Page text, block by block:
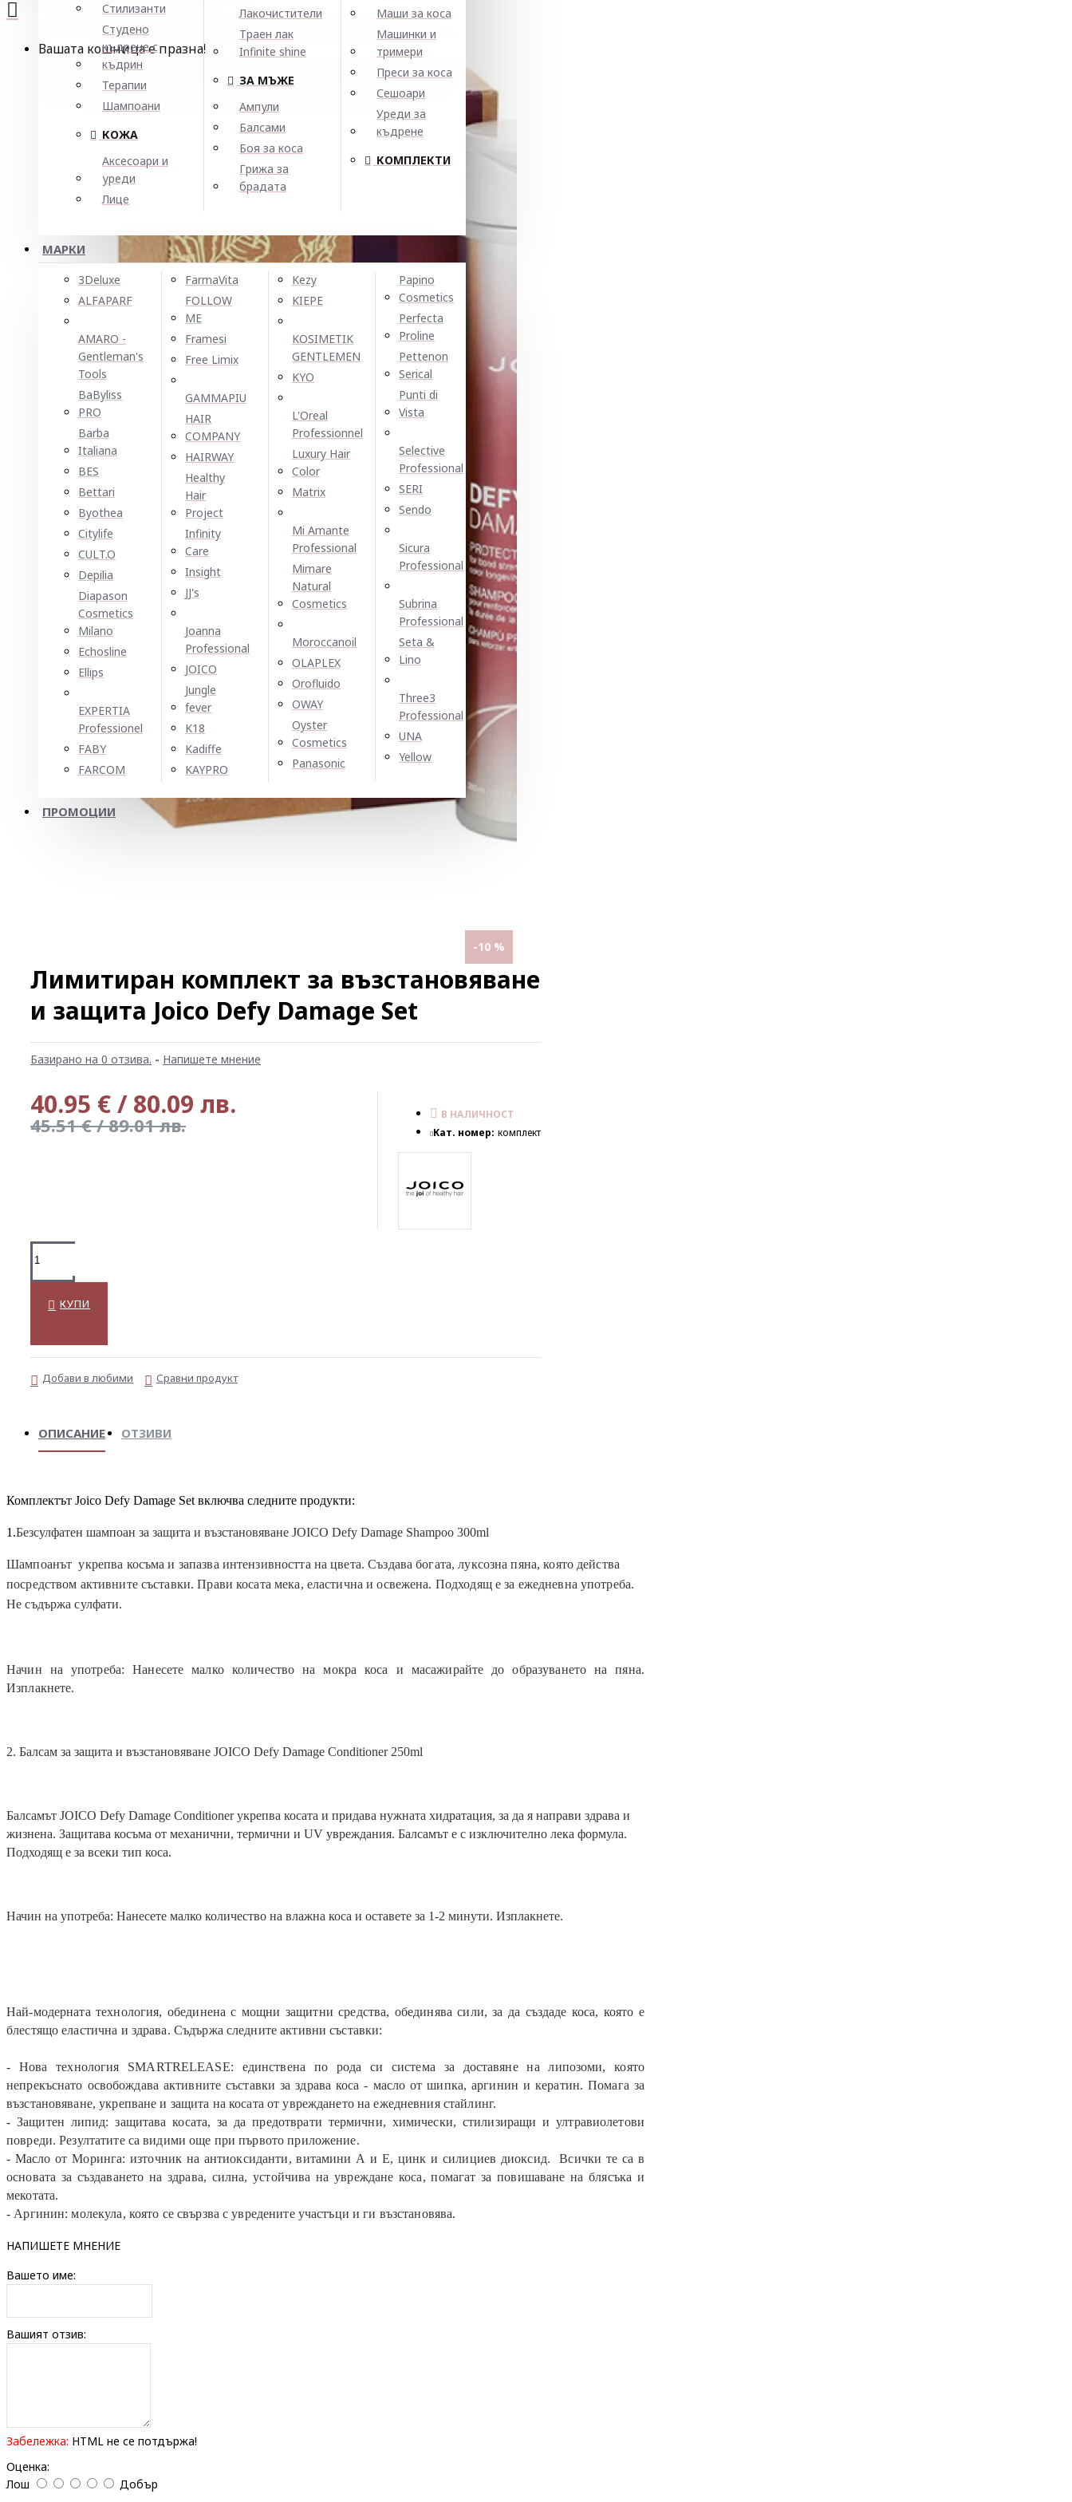
Стилизанти
Студено
къдрене с
къдрин
Терапии
Шампоани
КОЖА
Аксесоари и
уреди
Лице
Лакочистители
Траен лак
Infinite shine
ЗА МЪЖЕ
Ампули
Балсами
Боя за коса
Грижа за
брадата
Маши за коса
Машинки и
тримери
Преси за коса
Сешоари
Уреди за
къдрене
КОМПЛЕКТИ
МАРКИ
3Deluxe
ALFAPARF
AMARO -
Gentleman's
Tools
BaByliss
PRO
Barba
Italiana
BES
Bettari
Byothea
Citylife
CULT.O
Depilia
Diapason
Cosmetics
Milano
Echosline
Ellірѕ
EXPERTIA
Professionel
FABY
FARCOM
FarmaVita
FOLLOW
ME
Framesi
Free Limix
GAMMAPIU
HAIR
COMPANY
HAIRWAY
Healthy
Hair
Project
Infinity
Care
Insight
JJ's
Joanna
Professional
JOICO
Jungle
fever
K18
Kadiffe
KAYPRO
Kezy
KIEPE
KOSIMETIK
GENTLEMEN
KYO
L'Oreal
Professionnel
Luxury Hair
Color
Matrix
Mi Amante
Professional
Mimare
Natural
Cosmetics
Moroccanoil
OLAPLEX
Orofluido
OWAY
Oyster
Cosmetics
Panasonic
Papino
Cosmetics
Perfecta
Proline
Pettenon
Serical
Punti di
Vista
Selective
Professional
SERI
Sendo
Sicura
Professional
Subrina
Professional
Seta &
Lino
Three3
Professional
UNA
Yellow
ПРОМОЦИИ
Вашата кошница е празна!
-10 %
Лимитиран комплект за възстановяване
и защита Joico Defy Damage Set
Базирано на 0 отзива. - Напишете мнение
40.95 € / 80.09 лв.
45.51 € / 89.01 лв.
В НАЛИЧНОСТ
Кат. номер: комплект
КУПИ
Добави в любими Сравни продукт
ОПИСАНИЕ ОТЗИВИ
Комплектът Joico Defy Damage Set включва следните продукти:
1.Безсулфатен шампоан за защита и възстановяване JOICO Defy Damage Shampoo 300ml
Шампоанът укрепва косъма и запазва интензивността на цвета. Създава богата, луксозна пяна, която действа
посредством активните съставки. Прави косата мека, еластична и освежена. Подходящ е за ежедневна употреба.
Не съдържа сулфати.
Начин на употреба: Нанесете малко количество на мокра коса и масажирайте до образуването на пяна.
Изплакнете.
2.Балсам за защита и възстановяване JOICO Defy Damage Conditioner 250ml
Балсамът JOICO Defy Damage Conditioner укрепва косата и придава нужната хидратация, за да я направи здрава и
жизнена. Защитава косъма от механични, термични и UV увреждания. Балсамът е с изключително лека формула.
Подходящ е за всеки тип коса.
Начин на употреба: Нанесете малко количество на влажна коса и оставете за 1-2 минути. Изплакнете.
Най-модерната технология, обединена с мощни защитни средства, обединява сили, за да създаде коса, която е
блестящо еластична и здрава. Съдържа следните активни съставки:
- Нова технология SMARTRELEASE: единствена по рода си система за доставяне на липозоми, която
непрекъснато освобождава активните съставки за здрава коса - масло от шипка, аргинин и кератин. Помага за
възстановяване, укрепване и защита на косата от увреждането на ежедневния стайлинг.
- Защитен липид: защитава косата, за да предотврати термични, химически, стилизиращи и ултравиолетови
повреди. Резултатите са видими още при първото приложение.
- Масло от Моринга: източник на антиоксиданти, витамини А и Е, цинк и силициев диоксид. Всички те са в
основата за създаването на здрава, силна, устойчива на увреждане коса, помагат за повишаване на блясъка и
мекотата.
- Аргинин: молекула, която се свързва с увредените участъци и ги възстановява.
НАПИШЕТЕ МНЕНИЕ
Вашето име:
Вашият отзив:
Забележка: HTML не се потдържа!
Оценка:
Лош
Добър